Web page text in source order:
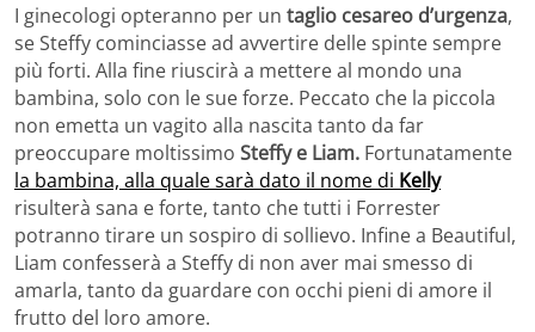
I ginecologi opteranno per un taglio cesareo d’urgenza,
se Steffy cominciasse ad avvertire delle spinte sempre
più forti. Alla fine riuscirà a mettere al mondo una
bambina, solo con le sue forze. Peccato che la piccola
non emetta un vagito alla nascita tanto da far
preoccupare moltissimo Steffy e Liam. Fortunatamente
la bambina, alla quale sarà dato il nome di Kelly
risulterà sana e forte, tanto che tutti i Forrester
potranno tirare un sospiro di sollievo. Infine a Beautiful,
Liam confesserà a Steffy di non aver mai smesso di
amarla, tanto da guardare con occhi pieni di amore il
frutto del loro amore.